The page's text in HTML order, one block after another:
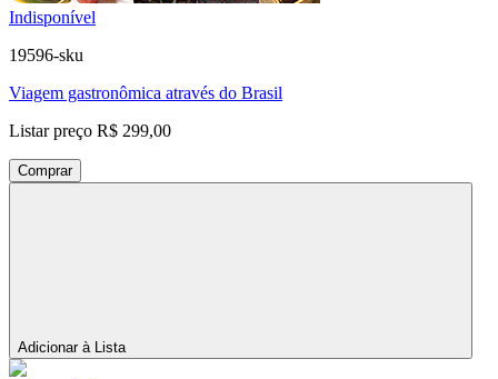
Indisponível
19596-sku
Viagem gastronômica através do Brasil
Listar preço R$ 299,00
Comprar
Adicionar à Lista